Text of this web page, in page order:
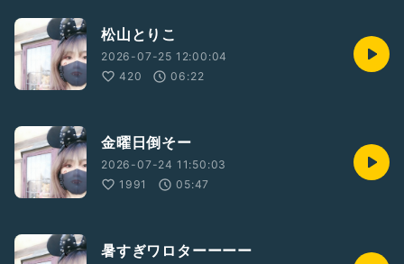
松山とりこ
2026-07-25 12:00:04
420
06:22
金曜日倒そー
2026-07-24 11:50:03
1991
05:47
暑すぎワロターーーー